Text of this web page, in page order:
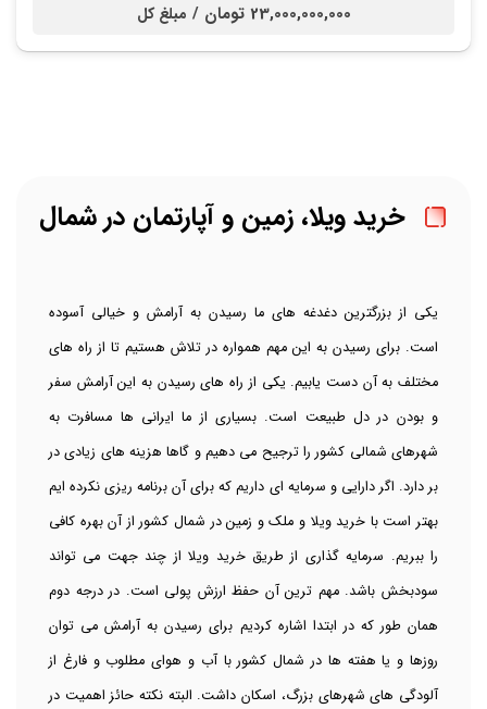
23,000,000,000 تومان / مبلغ کل
خرید ویلا، زمین و آپارتمان در شمال
یکی از بزرگترین دغدغه های ما رسیدن به آرامش و خیالی آسوده
است. برای رسیدن به این مهم همواره در تلاش هستیم تا از راه های
مختلف به آن دست یابیم. یکی از راه های رسیدن به این آرامش سفر
و بودن در دل طبیعت است. بسیاری از ما ایرانی ها مسافرت به
شهرهای شمالی کشور را ترجیح می دهیم و گاها هزینه های زیادی در
بر دارد. اگر دارایی و سرمایه ای داریم که برای آن برنامه ریزی نکرده ایم
بهتر است با خرید ویلا و ملک و زمین در شمال کشور از آن بهره کافی
را ببریم. سرمایه گذاری از طریق خرید ویلا از چند جهت می تواند
سودبخش باشد. مهم ترین آن حفظ ارزش پولی است. در درجه دوم
همان طور که در ابتدا اشاره کردیم برای رسیدن به آرامش می توان
روزها و یا هفته ها در شمال کشور با آب و هوای مطلوب و فارغ از
آلودگی های شهرهای بزرگ، اسکان داشت. البته نکته حائز اهمیت در